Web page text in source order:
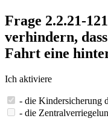
Frage 2.2.21-
verhindern,
Fahrt eine
Ich aktiviere
- die Kindersicherung
- die